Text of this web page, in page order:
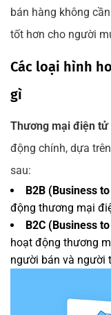
bán hàng không
tốt hơn cho người
Các loại hình
gì
Thương mại điện tử
động chính, dựa
sau:
B2B (Business
động thương mại
B2C (Business
hoạt động thương
người bán và người